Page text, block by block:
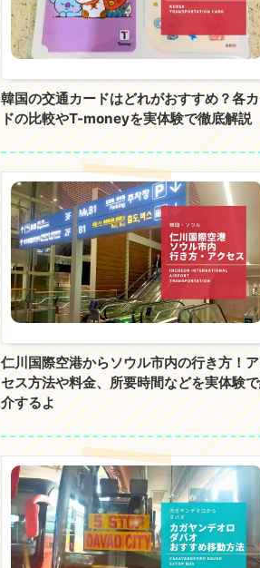
韓国の交通カードはどれがおすすめ？各
ドの比較やT-moneyを実体験で徹底解説
仁川国際空港からソウル市内の行き方！
セス方法や料金、所要時間などを実体験
介するよ